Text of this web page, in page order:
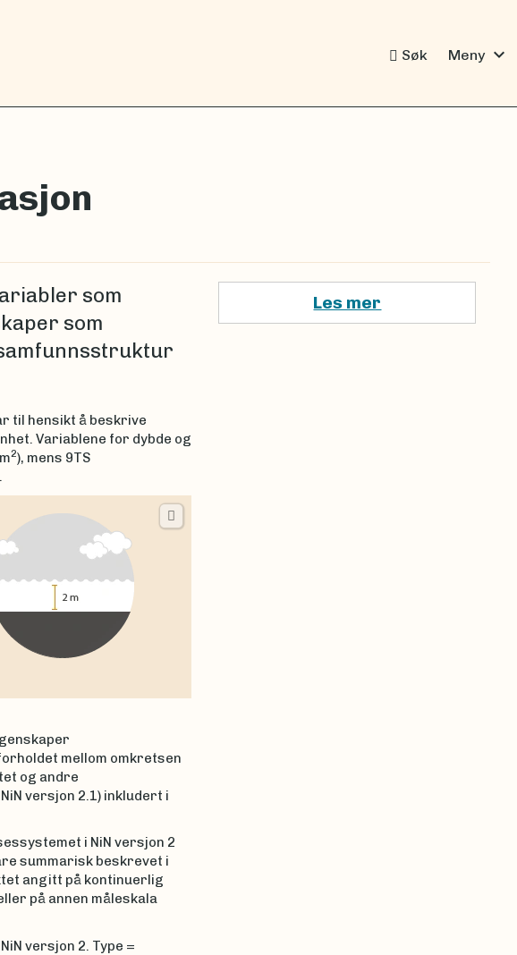
Søk Meny expand_more
som
som
til hensikt å beskrive
Variablene for dybde og
2), mens 9TS
mellom omkretsen
og andre
versjon 2.1) inkludert i
i NiN versjon 2
summarisk beskrevet i
angitt på kontinuerlig
på annen måleskala
versjon 2. Type =
Les mer